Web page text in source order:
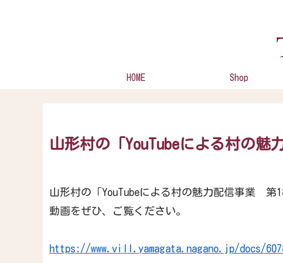
HOME Shop
山形村の「YouTubeによる村の
山形村の「YouTubeによる村の魅力配信事業 第
動画をぜひ、ご覧ください。
https://www.vill.yamagata.nagano.jp/docs/